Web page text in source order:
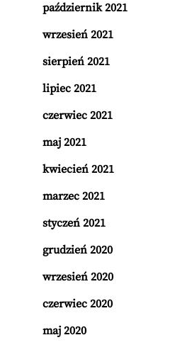
październik 2021
wrzesień 2021
sierpień 2021
lipiec 2021
czerwiec 2021
maj 2021
kwiecień 2021
marzec 2021
styczeń 2021
grudzień 2020
wrzesień 2020
czerwiec 2020
maj 2020